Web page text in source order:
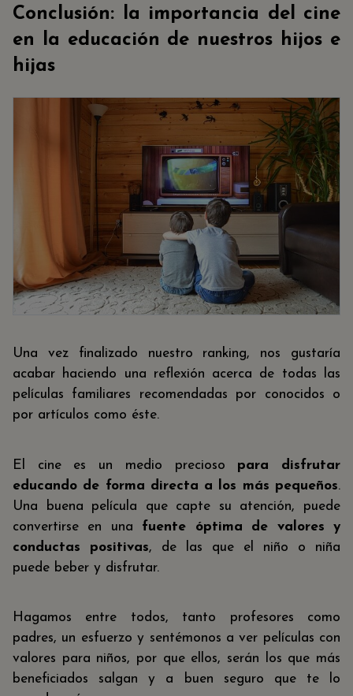
Conclusión: la importancia del cine
en la educación de nuestros hijos e
hijas
Una vez finalizado nuestro ranking, nos gustaría
acabar haciendo una reflexión acerca de todas las
películas familiares recomendadas por conocidos o
por artículos como éste.
El cine es un medio precioso para disfrutar
educando de forma directa a los más pequeños.
Una buena película que capte su atención, puede
convertirse en una fuente óptima de valores y
conductas positivas, de las que el niño o niña
puede beber y disfrutar.
Hagamos entre todos, tanto profesores como
padres, un esfuerzo y sentémonos a ver películas con
valores para niños, por que ellos, serán los que más
beneficiados salgan y a buen seguro que te lo